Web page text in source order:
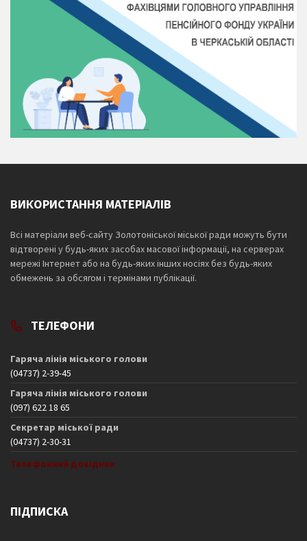
ВИКОРИСТАННЯ МАТЕРІАЛІВ
Всі матеріали веб-сайту Золотоніської міської ради можуть бути
відтворені у будь-яких засобах масової інформації, на серверах
мережі Інтернет або на будь-яких інших носіях без будь-яких
обмежень за обсягом і термінами публікації.
ТЕЛЕФОНИ
Гаряча лінія міського голови
(04737) 2-39-45
Гаряча лінія міського голови
(097) 622 18 65
Секретар міської ради
(04737) 2-30-31
Телефонний довідник
ПІДПИСКА